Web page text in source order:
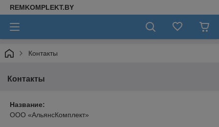
REMKOMPLEKT.BY
Контакты
Контакты
Название:
ООО «АльянсКомплект»